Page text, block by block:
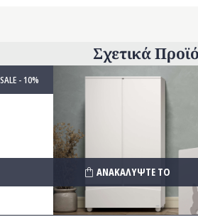
Σχετικά
SALE - 10%
ΑΝΑΚΑΛΥΨΤΕ ΤΟ